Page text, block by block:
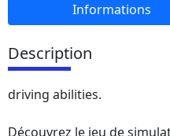
Informations
Description
driving abilities.
Découvrez le jeu de